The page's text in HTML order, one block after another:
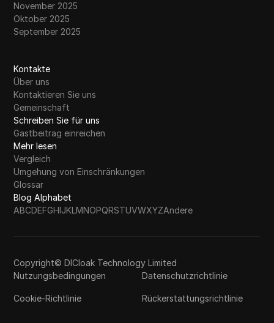
November 2025
Oktober 2025
September 2025
Kontakte
Über uns
Kontaktieren Sie uns
Gemeinschaft
Schreiben Sie für uns
Gastbeitrag einreichen
Mehr lesen
Vergleich
Umgehung von Einschränkungen
Glossar
Blog Alphabet
ABCDEFGHIJKLMNOPQRSTUVWXYZAndere
Copyright© DICloak Technology Limited
Nutzungsbedingungen
Datenschutzrichtlinie
Cookie-Richtlinie Rückerstattungsrichtlinie